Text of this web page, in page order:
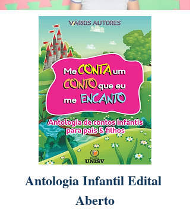
Antologia Infantil Edital
Aberto